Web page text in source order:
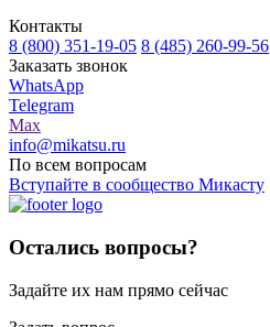
Контакты
8 (800) 351-19-05 8 (485) 260-99-56
Заказать звонок
WhatsApp
Telegram
Max
info@mikatsu.ru
По всем вопросам
Вступайте в сообщество Микасту
Остались вопросы?
Задайте их нам прямо сейчас